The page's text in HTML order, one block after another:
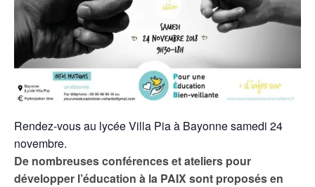
Rendez-vous au lycée Villa Pia à Bayonne samedi 24
novembre.
De nombreuses conférences et ateliers pour
développer l’éducation à la PAIX sont proposés en